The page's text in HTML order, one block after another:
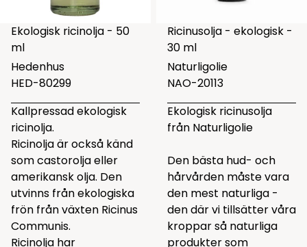
Ekologisk ricinolja - 50
ml
Hedenhus
HED-80299
Kallpressad ekologisk
ricinolja.
Ricinolja är också känd
som castorolja eller
amerikansk olja. Den
utvinns från ekologiska
frön från växten Ricinus
Communis.
Ricinolja har
Ricinusolja - ekologisk -
30 ml
Naturligolie
NAO-20113
Ekologisk ricinusolja
från Naturligolie
Den bästa hud- och
hårvården måste vara
den mest naturliga -
den där vi tillsätter våra
kroppar så naturliga
produkter som